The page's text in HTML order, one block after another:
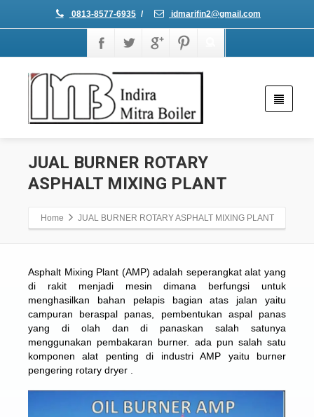
0813-8577-6935 / idmarifin2@gmail.com
JUAL BURNER ROTARY
ASPHALT MIXING PLANT
Home JUAL BURNER ROTARY ASPHALT MIXING PLANT
Asphalt Mixing Plant (AMP) adalah seperangkat alat yang
di rakit menjadi mesin dimana berfungsi untuk
menghasilkan bahan pelapis bagian atas jalan yaitu
campuran beraspal panas, pembentukan aspal panas
yang di olah dan di panaskan salah satunya
menggunakan pembakaran burner. ada pun salah satu
komponen alat penting di industri AMP yaitu burner
pengering rotary dryer .